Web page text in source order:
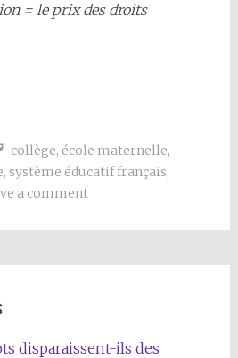
= le prix des droits
collège, école maternelle,
, système éducatif français,
a comment
disparaissent-ils des